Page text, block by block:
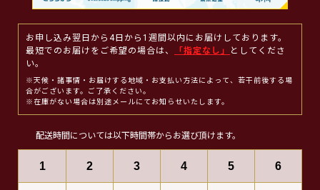
お申し込み翌日から4日から1週間以内にお届けしております。
最短でのお届けをご希望の場合は、
「指定なし」
としてくださ
い。
※天候・諸事情・お届けする地域・お支払い方法によって、若干前後する場
合がございます。ご了承ください。
※在庫がない場合は別途メールにてお知らせいたします。
配送時間については以下時間帯からお選び頂けます。
1 2 3 4 5 6